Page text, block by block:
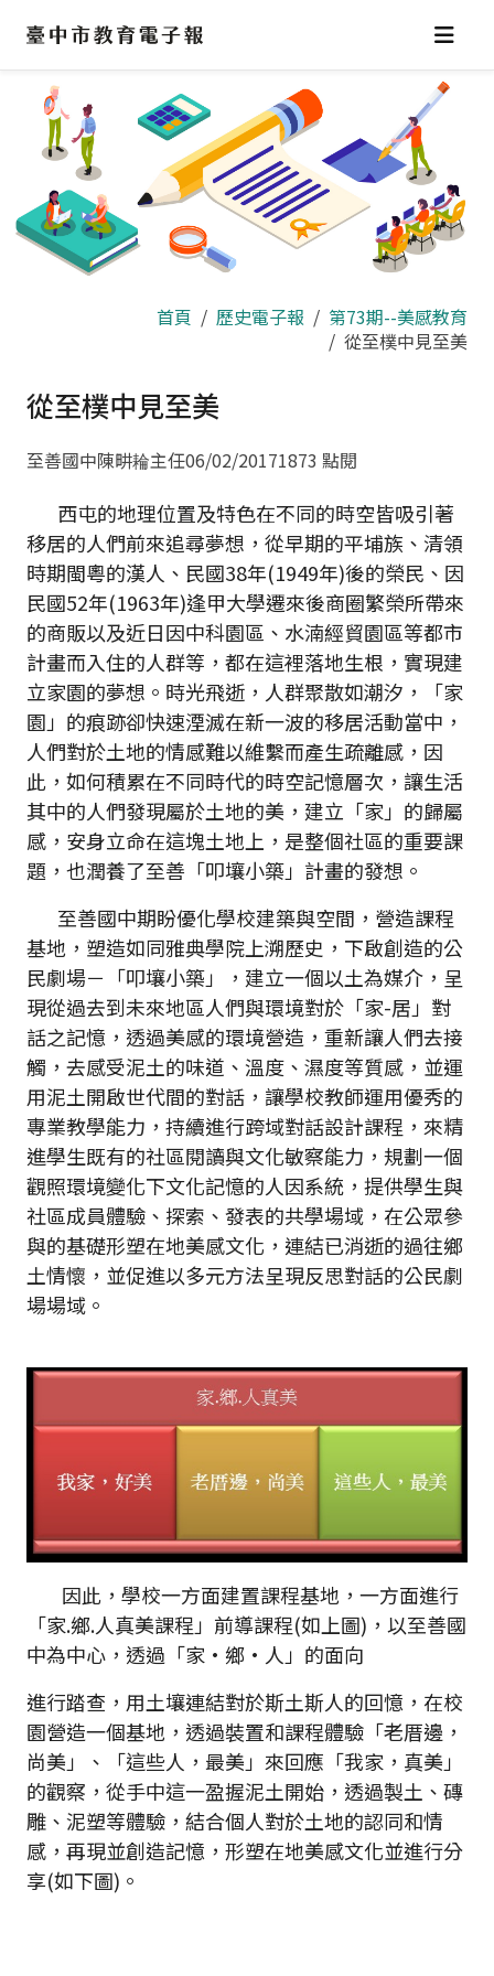
區
首頁 歷史電子報
第73期--美感教育
從至樸中見至美
從至樸中見至美
至善國中陳畊耣主任06/02/20171873 點閱
西屯的地理位置及特色在不同的時空皆吸引著
移居的人們前來追尋夢想，從早期的平埔族、清領
時期閩粵的漢人、民國38年(1949年)後的榮民、因
民國52年(1963年)逢甲大學遷來後商圈繁榮所帶來
的商販以及近日因中科園區、水湳經貿園區等都市
計畫而入住的人群等，都在這裡落地生根，實現建
立家園的夢想。時光飛逝，人群聚散如潮汐，「家
園」的痕跡卻快速湮滅在新一波的移居活動當中，
人們對於土地的情感難以維繫而產生疏離感，因
此，如何積累在不同時代的時空記憶層次，讓生活
其中的人們發現屬於土地的美，建立「家」的歸屬
感，安身立命在這塊土地上，是整個社區的重要課
題，也潤養了至善「叩壤小築」計畫的發想。
至善國中期盼優化學校建築與空間，營造課程
基地，塑造如同雅典學院上溯歷史，下啟創造的公
民劇場－「叩壤小築」，建立一個以土為媒介，呈
現從過去到未來地區人們與環境對於「家-居」對
話之記憶，透過美感的環境營造，重新讓人們去接
觸，去感受泥土的味道、溫度、濕度等質感，並運
用泥土開啟世代間的對話，讓學校教師運用優秀的
專業教學能力，持續進行跨域對話設計課程，來精
進學生既有的社區閱讀與文化敏察能力，規劃一個
觀照環境變化下文化記憶的人因系統，提供學生與
社區成員體驗、探索、發表的共學場域，在公眾參
與的基礎形塑在地美感文化，連結已消逝的過往鄉
土情懷，並促進以多元方法呈現反思對話的公民劇
場場域。
因此，學校一方面建置課程基地，一方面進行
「家.鄉.人真美課程」前導課程(如上圖)，以至善國
中為中心，透過「家•鄉•人」的面向
進行踏查，用土壤連結對於斯土斯人的回憶，在校
園營造一個基地，透過裝置和課程體驗「老厝邊，
尚美」、「這些人，最美」來回應「我家，真美」
的觀察，從手中這一盈握泥土開始，透過製土、磚
雕、泥塑等體驗，結合個人對於土地的認同和情
感，再現並創造記憶，形塑在地美感文化並進行分
享(如下圖)。